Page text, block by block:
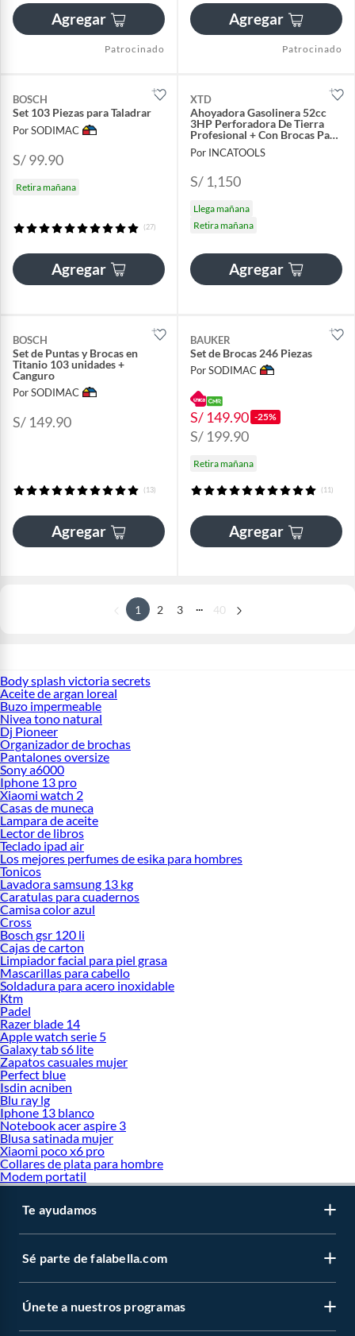
Agregar
Patrocinado
Agregar
Patrocinado
BOSCH
Set 103 Piezas para Taladrar
Por SODIMAC
S/ 99.90
Retira mañana
(27)
Agregar
XTD
Ahoyadora Gasolinera 52cc
3HP Perforadora De Tierra
Profesional + Con Brocas Para
Suelo
Por INCATOOLS
S/ 1,150
Llega mañana
Retira mañana
Agregar
BOSCH
Set de Puntas y Brocas en
Titanio 103 unidades +
Canguro
Por SODIMAC
S/ 149.90
(13)
Agregar
BAUKER
Set de Brocas 246 Piezas
Por SODIMAC
S/ 149.90 -25%
S/ 199.90
Retira mañana
(11)
Agregar
1 2 3 40
Body splash victoria secrets
Aceite de argan loreal
Buzo impermeable
Nivea tono natural
Dj Pioneer
Organizador de brochas
Pantalones oversize
Sony a6000
Iphone 13 pro
Xiaomi watch 2
Casas de muneca
Lampara de aceite
Lector de libros
Teclado ipad air
Los mejores perfumes de esika para hombres
Tonicos
Lavadora samsung 13 kg
Caratulas para cuadernos
Camisa color azul
Cross
Bosch gsr 120 li
Cajas de carton
Limpiador facial para piel grasa
Mascarillas para cabello
Soldadura para acero inoxidable
Ktm
Padel
Razer blade 14
Apple watch serie 5
Galaxy tab s6 lite
Zapatos casuales mujer
Perfect blue
Isdin acniben
Blu ray lg
Iphone 13 blanco
Notebook acer aspire 3
Blusa satinada mujer
Xiaomi poco x6 pro
Collares de plata para hombre
Modem portatil
Te ayudamos
Sé parte de falabella.com
Únete a nuestros programas